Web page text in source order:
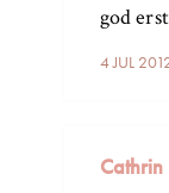
4 JUL
god
Cathrin